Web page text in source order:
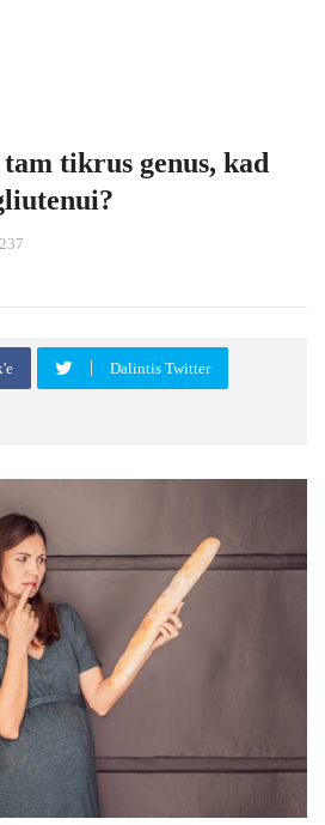
tikrus genus, kad
237
Dalintis Twitter